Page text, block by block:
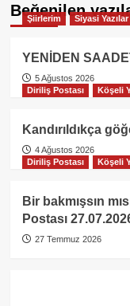
Beğenilen
Şiirlerim Siyasi Yazılar
YENİDEN
5 Ağustos 2026
Diriliş Postası
Köşeli
Kandırıldıkça
4 Ağustos 2026
Diriliş Postası
Köşeli
Bir bakmışsın
Postası
27 Temmuz 2026